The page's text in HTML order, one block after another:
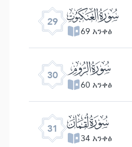
29 ﮩ
69 አንቀፅ
30 ﮪ
60 አንቀፅ
31 ﮫ
34 አንቀፅ